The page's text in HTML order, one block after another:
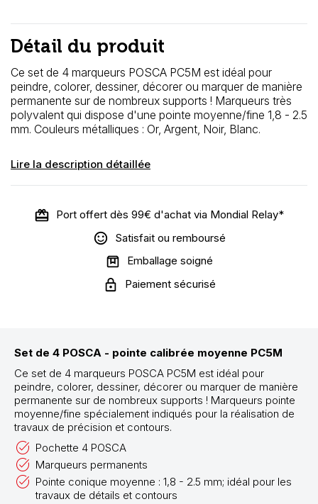
Détail du produit
Ce set de 4 marqueurs POSCA PC5M est idéal pour
peindre, colorer, dessiner, décorer ou marquer de manière
permanente sur de nombreux supports ! Marqueurs très
polyvalent qui dispose d'une pointe moyenne/fine 1,8 - 2.5
mm. Couleurs métalliques : Or, Argent, Noir, Blanc.
Lire la description détaillée
Port offert dès 99€ d'achat via Mondial Relay*
Satisfait ou remboursé
Emballage soigné
Paiement sécurisé
Set de 4 POSCA - pointe calibrée moyenne PC5M
Ce set de 4 marqueurs POSCA PC5M est idéal pour
peindre, colorer, dessiner, décorer ou marquer de manière
permanente sur de nombreux supports ! Marqueurs pointe
moyenne/fine spécialement indiqués pour la réalisation de
travaux de précision et contours.
Pochette 4 POSCA
Marqueurs permanents
Pointe conique moyenne : 1,8 - 2.5 mm; idéal pour les
travaux de détails et contours